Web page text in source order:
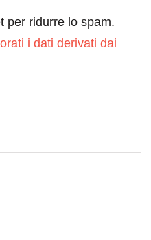
per ridurre lo spam.
i dati derivati dai